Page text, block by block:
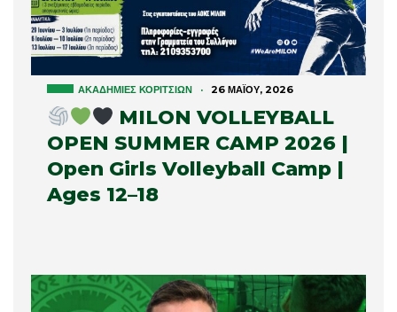
ΑΚΑΔΗΜΊΕΣ ΚΟΡΙΤΣΙΏΝ · 26 ΜΑΪ́ΟΥ, 2026
MILON VOLLEYBALL
OPEN SUMMER CAMP 2026 |
Open Girls Volleyball Camp |
Ages 12–18